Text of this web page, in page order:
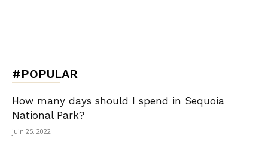
#POPULAR
How many days should I spend in Sequoia
National Park?
juin 25, 2022